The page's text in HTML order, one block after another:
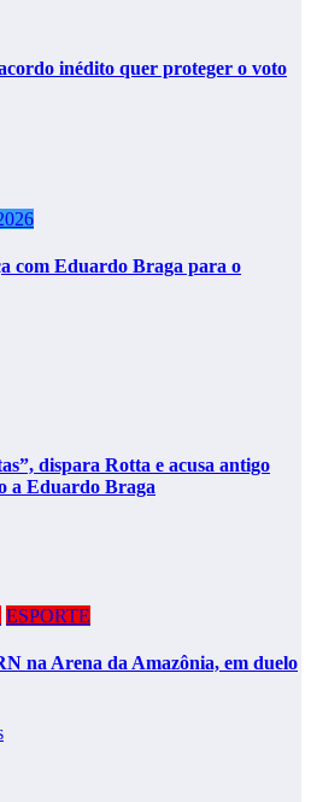
inédito quer proteger o voto
com Eduardo Braga para o
dispara Rotta e acusa antigo
a Eduardo Braga
ESPORTE
na Arena da Amazônia, em duelo